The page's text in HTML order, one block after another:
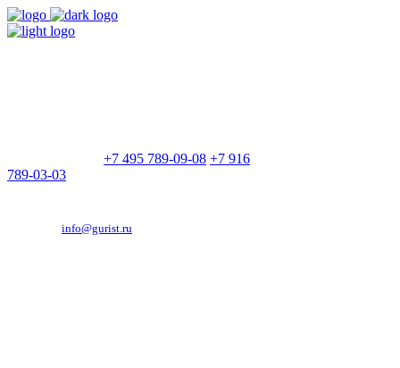
+7 495 789-09-08 +7 916
789-03-03
info@gurist.ru